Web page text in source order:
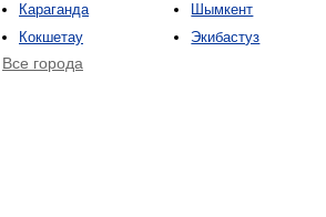
Караганда
Кокшетау
Шымкент
Экибастуз
Все города